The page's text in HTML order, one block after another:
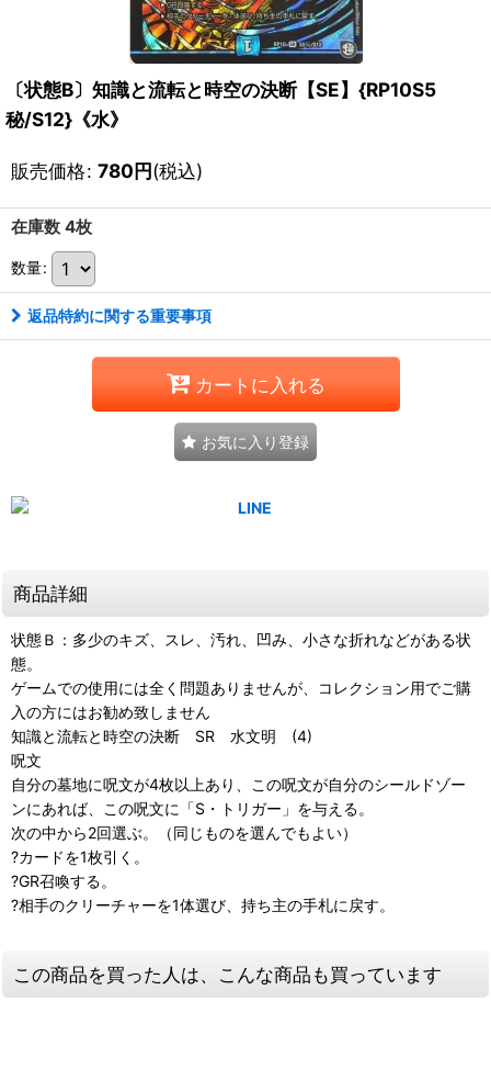
〔状態B〕知識と流転と時空の決断【SE】{RP10S5
秘/S12}《水》
販売価格: 780円(税込)
在庫数 4枚
数量:
返品特約に関する重要事項
カートに入れる
お気に入り登録
商品詳細
状態Ｂ：多少のキズ、スレ、汚れ、凹み、小さな折れなどがある状
態。
ゲームでの使用には全く問題ありませんが、コレクション用でご購
入の方にはお勧め致しません
知識と流転と時空の決断 SR 水文明 (4)
呪文
自分の墓地に呪文が4枚以上あり、この呪文が自分のシールドゾー
ンにあれば、この呪文に「S・トリガー」を与える。
次の中から2回選ぶ。（同じものを選んでもよい）
?カードを1枚引く。
?GR召喚する。
?相手のクリーチャーを1体選び、持ち主の手札に戻す。
この商品を買った人は、こんな商品も買っています